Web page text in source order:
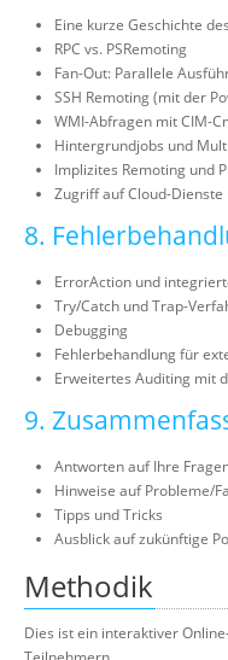
Eine kurze Geschichte
RPC vs. PSRemoting
Fan-Out: Parallele
SSH Remoting (mit der
WMI-Abfragen mit CIM-
Hintergrundjobs und
Implizites Remoting und
Zugriff auf Cloud-Dienste
8.
ErrorAction und
Try/Catch und Trap-
Debugging
Fehlerbehandlung für
Erweitertes Auditing mit
9.
Antworten auf Ihre
Hinweise auf Probleme/
Tipps und Tricks
Ausblick auf zukünftige
Methodik
Dies ist ein interaktiver